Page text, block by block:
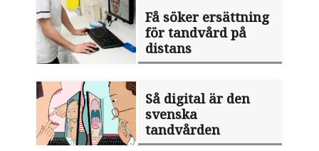
Få söker ersättning
för tandvård på
distans
Så digital är den
svenska
tandvården